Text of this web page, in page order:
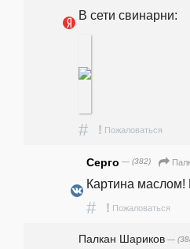
В сети свинарни:
# ! Пожаловаться
Серго — (382)
Картина
# ! Пожаловаться
Палкан Шариков —